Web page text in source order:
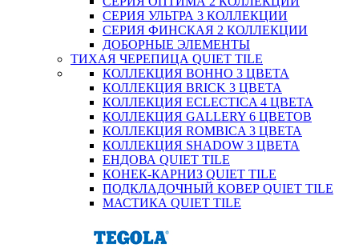
СЕРИЯ УЛЬТРА 3 КОЛЛЕКЦИИ
СЕРИЯ ФИНСКАЯ 2 КОЛЛЕКЦИИ
ДОБОРНЫЕ ЭЛЕМЕНТЫ
ТИХАЯ ЧЕРЕПИЦА QUIET TILE
КОЛЛЕКЦИЯ BOHHO 3 ЦВЕТА
КОЛЛЕКЦИЯ BRICK 3 ЦВЕТА
КОЛЛЕКЦИЯ ECLECTICA 4 ЦВЕТА
КОЛЛЕКЦИЯ GALLERY 6 ЦВЕТОВ
КОЛЛЕКЦИЯ ROMBICA 3 ЦВЕТА
КОЛЛЕКЦИЯ SHADOW 3 ЦВЕТА
ЕНДОВА QUIET TILE
КОНЕК-КАРНИЗ QUIET TILE
ПОДКЛАДОЧНЫЙ КОВЕР QUIET TILE
МАСТИКА QUIET TILE